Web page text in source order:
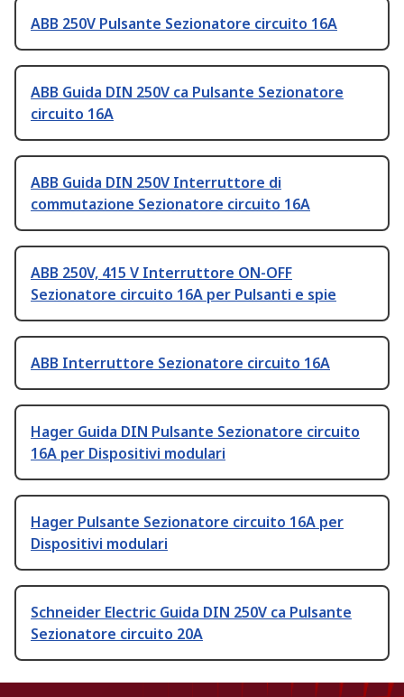
ABB 250V Pulsante Sezionatore circuito 16A
ABB Guida DIN 250V ca Pulsante Sezionatore
circuito 16A
ABB Guida DIN 250V Interruttore di
commutazione Sezionatore circuito 16A
ABB 250V, 415 V Interruttore ON-OFF
Sezionatore circuito 16A per Pulsanti e spie
ABB Interruttore Sezionatore circuito 16A
Hager Guida DIN Pulsante Sezionatore circuito
16A per Dispositivi modulari
Hager Pulsante Sezionatore circuito 16A per
Dispositivi modulari
Schneider Electric Guida DIN 250V ca Pulsante
Sezionatore circuito 20A